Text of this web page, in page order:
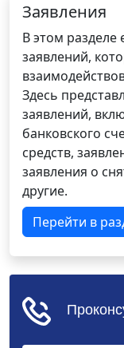
Заявления
В этом
заявлений,
Здесь
заявлений,
банковского
средств,
заявления о
другие.
Перейти в